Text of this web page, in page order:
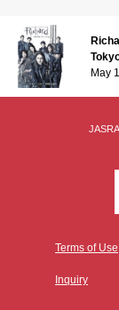
May
Terms of Use
Inquiry